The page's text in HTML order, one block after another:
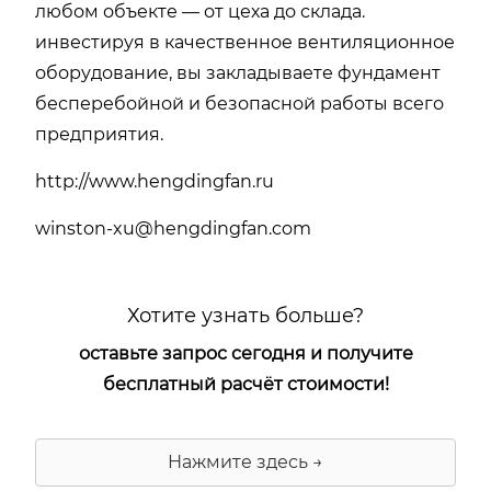
любом объекте — от цеха до склада.
инвестируя в качественное вентиляционное
оборудование, вы закладываете фундамент
бесперебойной и безопасной работы всего
предприятия.
http://www.hengdingfan.ru
winston-xu@hengdingfan.com
Хотите узнать больше?
оставьте запрос сегодня и получите
бесплатный расчёт стоимости!
Нажмите здесь →